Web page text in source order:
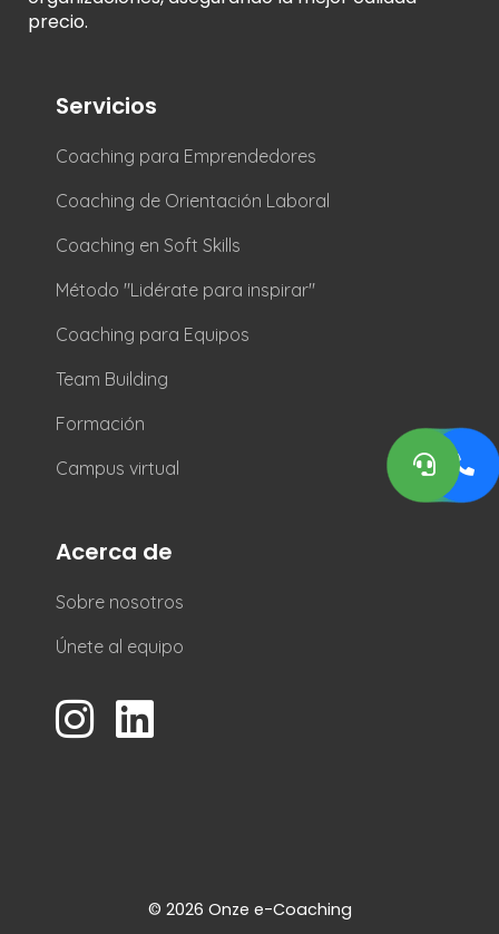
precio.
Servicios
Coaching para Emprendedores
Coaching de Orientación Laboral
Coaching en Soft Skills
Método "Lidérate para inspirar"
Coaching para Equipos
Team Building
Formación
Campus virtual
Acerca de
Sobre nosotros
Únete al equipo
© 2026 Onze e-Coaching